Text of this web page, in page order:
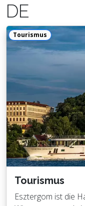
DE
Tourismus
Tourismus
Esztergom ist die